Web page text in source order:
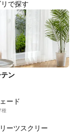
で探す
ン
ード
種
ーツスクリー